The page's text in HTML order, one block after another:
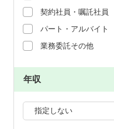
契約社員・嘱託社員
パート・アルバイト
業務委託その他
年収